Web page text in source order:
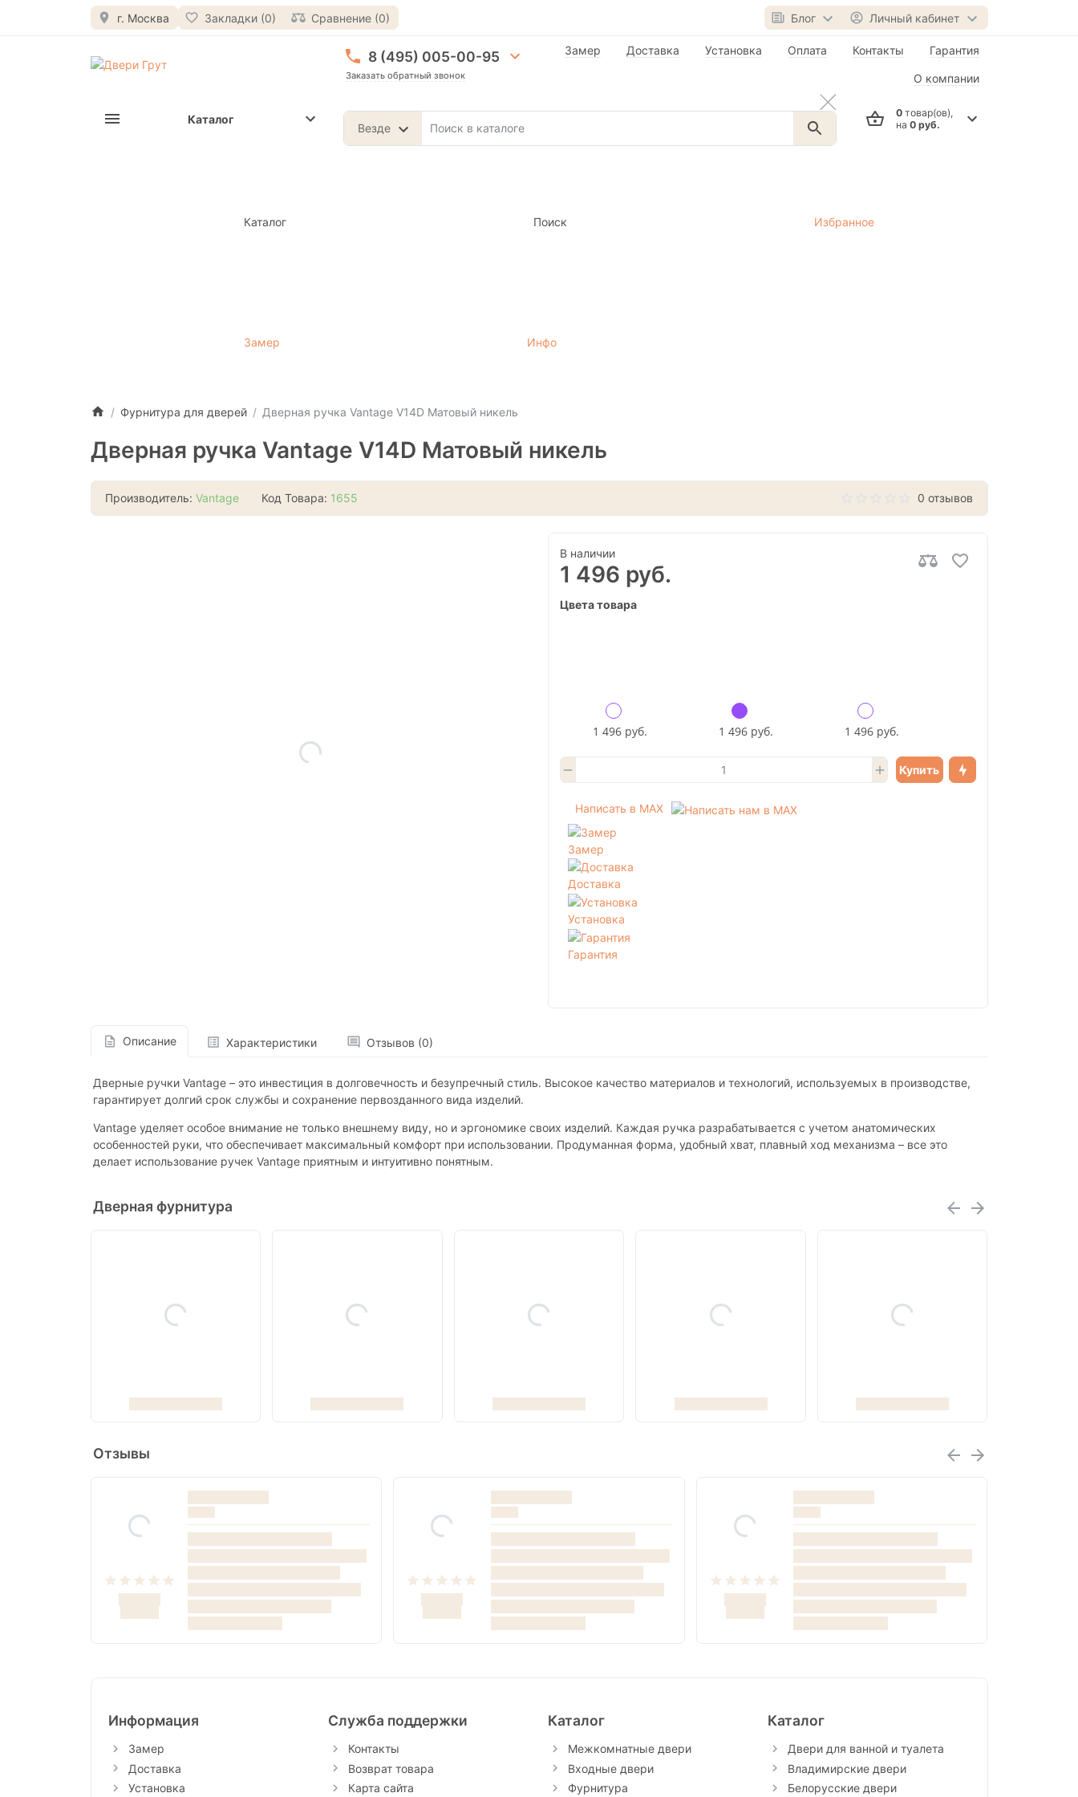
г. Москва Закладки (0) Сравнение (0) Блог Личный кабинет
8 (495) 005-00-95
Заказать обратный звонок
Везде
Замер Доставка Установка Оплата Контакты Гарантия
О компании
0товар(ов),
на 0 руб.
Каталог
Каталог Поиск Избранное
Замер Инфо
Фурнитура для дверей Дверная ручка Vantage V14D Матовый никель
Дверная ручка Vantage V14D Матовый никель
Производитель: Vantage Код Товара: 1655 0 отзывов
В наличии
1 496 руб.
Цвета товара
1 496 руб. 1 496 руб. 1 496 руб.
Купить
Написать в MAX
Замер
Доставка
Установка
Гарантия
Описание Характеристики Отзывов (0)
Дверные ручки Vantage – это инвестиция в долговечность и безупречный стиль. Высокое качество материалов и технологий, используемых в производстве,
гарантирует долгий срок службы и сохранение первозданного вида изделий.
Vantage уделяет особое внимание не только внешнему виду, но и эргономике своих изделий. Каждая ручка разрабатывается с учетом анатомических
особенностей руки, что обеспечивает максимальный комфорт при использовании. Продуманная форма, удобный хват, плавный ход механизма – все это
делает использование ручек Vantage приятным и интуитивно понятным.
Дверная фурнитура
Отзывы
Информация
Замер
Доставка
Установка
Служба поддержки
Контакты
Возврат товара
Карта сайта
Каталог
Межкомнатные двери
Входные двери
Фурнитура
Каталог
Двери для ванной и туалета
Владимирские двери
Белорусские двери